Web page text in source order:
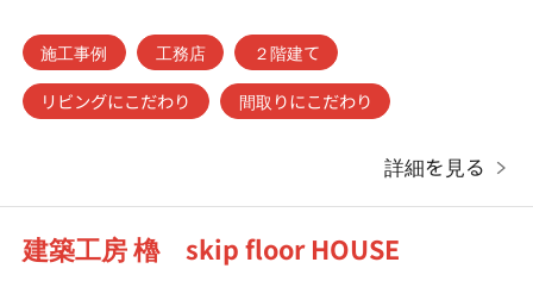
施工事例 工務店
２階建て
リビングにこだわり
間取りにこだわり
詳細を見る
建築工房 櫓 skip floor HOUSE